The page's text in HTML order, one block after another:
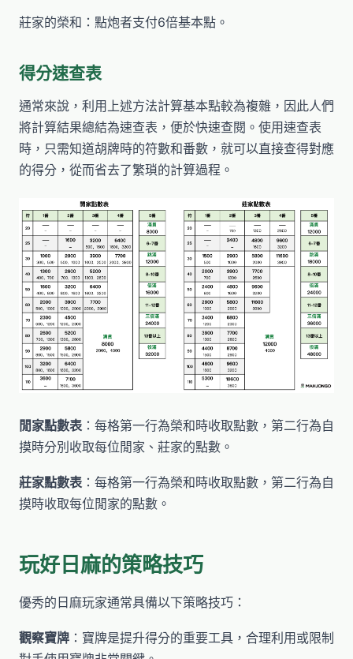
莊家的榮和：點炮者支付6倍基本點。
得分速查表
通常來說，利用上述方法計算基本點較為複雜，因此人們
將計算結果總結為速查表，便於快速查閱。使用速查表
時，只需知道胡牌時的符數和番數，就可以直接查得對應
的得分，從而省去了繁瑣的計算過程。
閒家點數表 ：每格第一行為榮和時收取點數，第二行為自
摸時分別收取每位閒家、莊家的點數。
莊家點數表 ：每格第一行為榮和時收取點數，第二行為自
摸時收取每位閒家的點數。
玩好日麻的策略技巧
優秀的日麻玩家通常具備以下策略技巧：
觀察寶牌 ：寶牌是提升得分的重要工具，合理利用或限制